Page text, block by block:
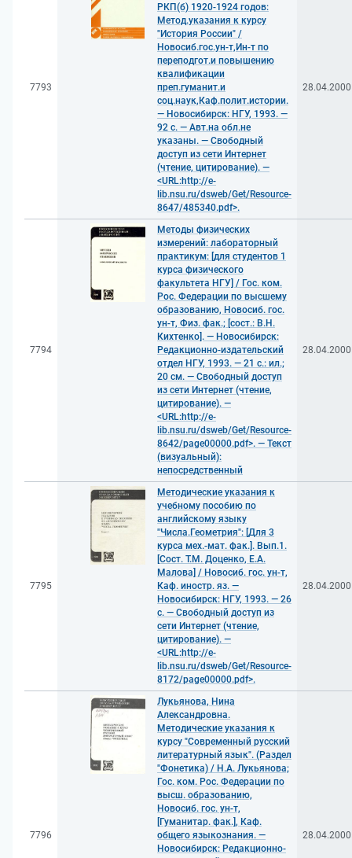
7793
РКП(б) 1920-1924 годов:
Метод.указания к курсу
"История России" /
Новосиб.гос.ун-т,Ин-т по
переподгот.и повышению
квалификации
преп.гуманит.и
соц.наук,Каф.полит.истории.
— Новосибирск: НГУ, 1993. —
92 с. — Авт.на обл.не
указаны. — Свободный
доступ из сети Интернет
(чтение, цитирование). —
<URL:http://e-
lib.nsu.ru/dsweb/Get/Resource-
8647/485340.pdf>.
28.04.2000
7794
Методы физических
измерений: лабораторный
практикум: [для студентов 1
курса физического
факультета НГУ] / Гос. ком.
Рос. Федерации по высшему
образованию, Новосиб. гос.
ун-т, Физ. фак.; [сост.: В.Н.
Кихтенко]. — Новосибирск:
Редакционно-издательский
отдел НГУ, 1993. — 21 с.: ил.;
20 см. — Свободный доступ
из сети Интернет (чтение,
цитирование). —
<URL:http://e-
lib.nsu.ru/dsweb/Get/Resource-
8642/page00000.pdf>. — Текст
(визуальный):
непосредственный
28.04.2000
7795
Методические указания к
учебному пособию по
английскому языку
"Числа.Геометрия": [Для 3
курса мех.-мат. фак.]. Вып.1.
[Сост. Т.М. Доценко, Е.А.
Малова] / Новосиб. гос. ун-т,
Каф. иностр. яз. —
Новосибирск: НГУ, 1993. — 26
с. — Свободный доступ из
сети Интернет (чтение,
цитирование). —
<URL:http://e-
lib.nsu.ru/dsweb/Get/Resource-
8172/page00000.pdf>.
28.04.2000
7796
Лукьянова, Нина
Александровна.
Методические указания к
курсу "Современный русский
литературный язык". (Раздел
"Фонетика) / Н.А. Лукьянова;
Гос. ком. Рос. Федерации по
высш. образованию,
Новосиб. гос. ун-т,
[Гуманитар. фак.], Каф.
общего языкознания. —
Новосибирск: Редакционно-
28.04.2000